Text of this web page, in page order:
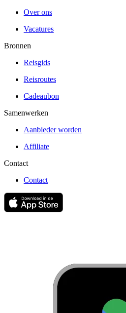
Over ons
Vacatures
Bronnen
Reisgids
Reisroutes
Cadeaubon
Samenwerken
Aanbieder worden
Affiliate
Contact
Contact